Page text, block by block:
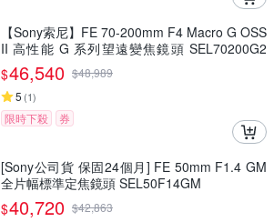
【Sony索尼】FE 70-200mm F4 Macro G OSS
II 高性能 G 系列望遠變焦鏡頭 SEL70200G2
(公司貨 保固24個月)
$46,540 $48,989
5 (1)
限時下殺 券
[Sony公司貨 保固24個月] FE 50mm F1.4 GM
全片幅標準定焦鏡頭 SEL50F14GM
$40,720 $42,863